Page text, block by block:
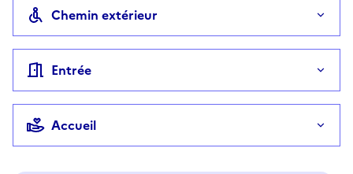
Chemin extérieur
Entrée
Accueil